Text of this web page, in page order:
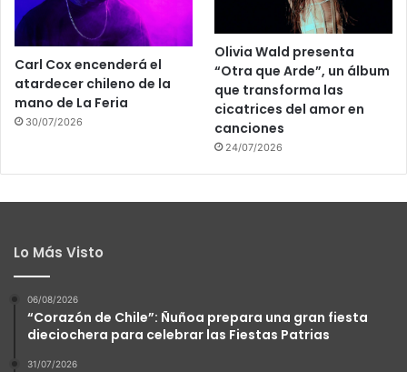
Carl Cox encenderá el
atardecer chileno de la
mano de La Feria
30/07/2026
Olivia Wald presenta
“Otra que Arde”, un álbum
que transforma las
cicatrices del amor en
canciones
24/07/2026
Lo Más Visto
06/08/2026
“Corazón de Chile”: Ñuñoa prepara una gran fiesta
dieciochera para celebrar las Fiestas Patrias
31/07/2026